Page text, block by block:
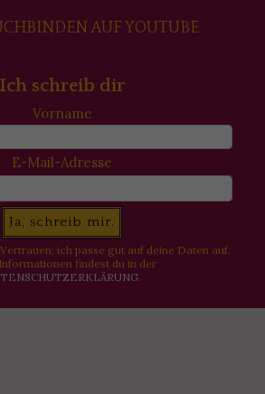
AUF YOUTUBE
Ich schreib dir
Vorname
E-Mail-Adresse
Ja, schreib mir.
ich passe gut auf deine Daten auf.
findest du in der
.